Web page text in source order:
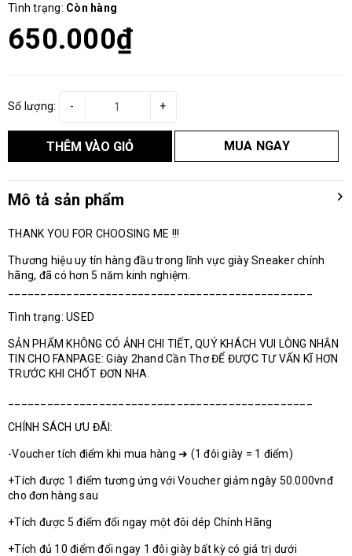
Tình trạng: Còn hàng
650.000₫
Số lượng: +
-
THÊM VÀO GIỎ MUA NGAY
Mô tả sản phẩm
THANK YOU FOR CHOOSING ME !!!
Thương hiệu uy tín hàng đầu trong lĩnh vực giày Sneaker chính
hãng, đã có hơn 5 năm kinh nghiệm.
Tình trạng: USED
SẢN PHẨM KHÔNG CÓ ẢNH CHI TIẾT, QUÝ KHÁCH VUI LÒNG NHẮN
TIN CHO FANPAGE: Giày 2hand Cần Thơ ĐỂ ĐƯỢC TƯ VẤN KĨ HƠN
TRƯỚC KHI CHỐT ĐƠN NHA.
CHÍNH SÁCH ƯU ĐÃI:
-Voucher tích điểm khi mua hàng ➜ (1 đôi giày = 1 điểm)
+Tích được 1 điểm tương ứng với Voucher giảm ngày 50.000vnđ
cho đơn hàng sau
+Tích được 5 điểm đổi ngay một đôi dép Chính Hãng
+Tích đủ 10 điểm đổi ngay 1 đôi giày bất kỳ có giá trị dưới